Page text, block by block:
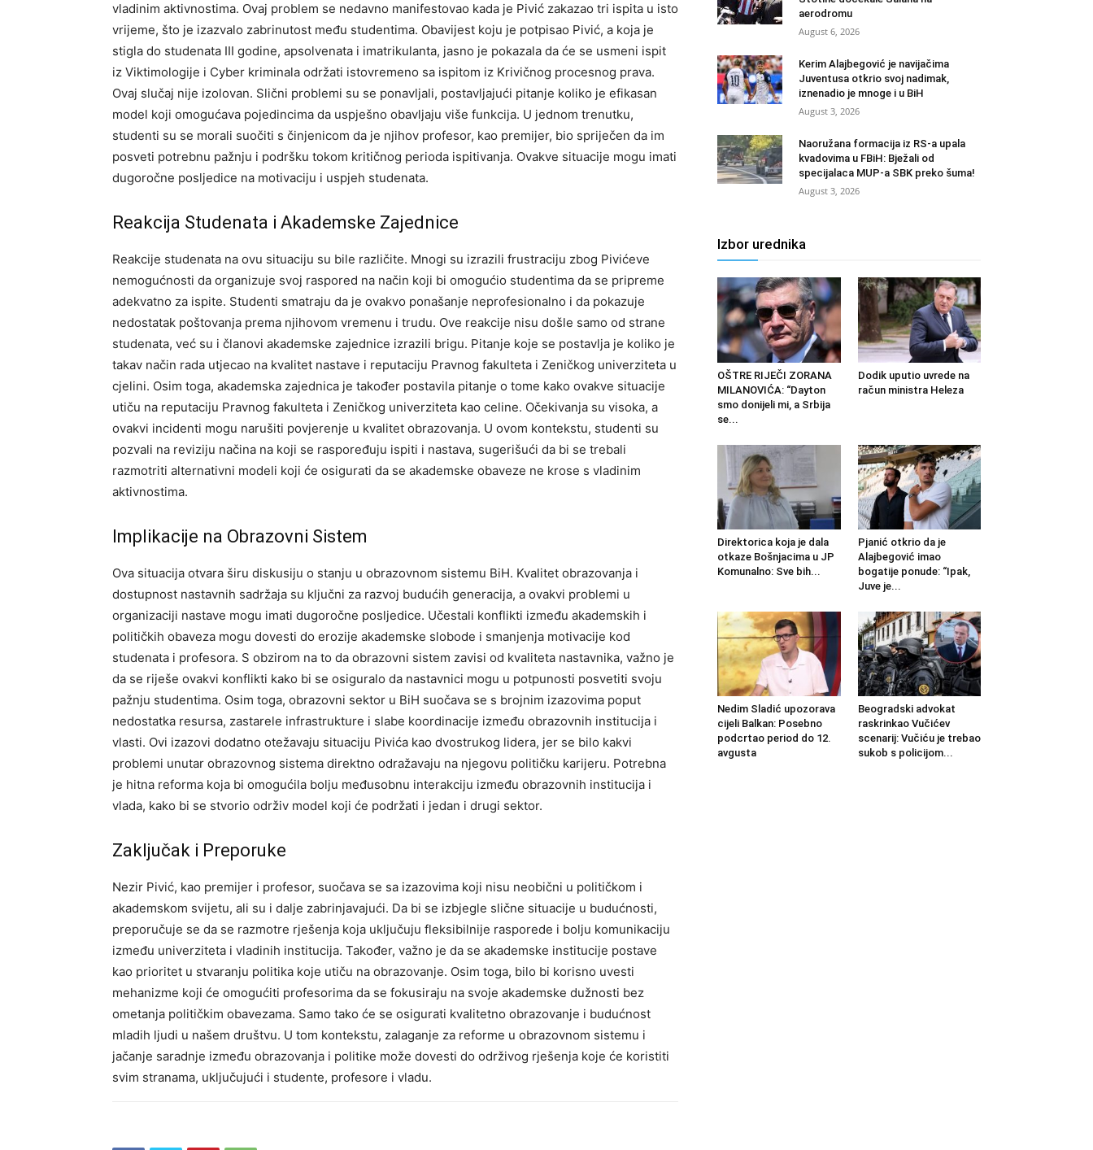
vladinim aktivnostima. Ovaj problem se nedavno manifestovao kada je Pivić zakazao tri ispita u isto
vrijeme, što je izazvalo zabrinutost među studentima. Obavijest koju je potpisao Pivić, a koja je
stigla do studenata III godine, apsolvenata i imatrikulanta, jasno je pokazala da će se usmeni ispit
iz Viktimologije i Cyber kriminala održati istovremeno sa ispitom iz Krivičnog procesnog prava.
Ovaj slučaj nije izolovan. Slični problemi su se ponavljali, postavljajući pitanje koliko je efikasan
model koji omogućava pojedincima da uspješno obavljaju više funkcija. U jednom trenutku,
studenti su se morali suočiti s činjenicom da je njihov profesor, kao premijer, bio spriječen da im
posveti potrebnu pažnju i podršku tokom kritičnog perioda ispitivanja. Ovakve situacije mogu imati
dugoročne posljedice na motivaciju i uspjeh studenata.
Reakcija Studenata i Akademske Zajednice
Reakcije studenata na ovu situaciju su bile različite. Mnogi su izrazili frustraciju zbog Pivićeve
nemogućnosti da organizuje svoj raspored na način koji bi omogućio studentima da se pripreme
adekvatno za ispite. Studenti smatraju da je ovakvo ponašanje neprofesionalno i da pokazuje
nedostatak poštovanja prema njihovom vremenu i trudu. Ove reakcije nisu došle samo od strane
studenata, već su i članovi akademske zajednice izrazili brigu. Pitanje koje se postavlja je koliko je
takav način rada utjecao na kvalitet nastave i reputaciju Pravnog fakulteta i Zeničkog univerziteta u
cjelini. Osim toga, akademska zajednica je također postavila pitanje o tome kako ovakve situacije
utiču na reputaciju Pravnog fakulteta i Zeničkog univerziteta kao celine. Očekivanja su visoka, a
ovakvi incidenti mogu narušiti povjerenje u kvalitet obrazovanja. U ovom kontekstu, studenti su
pozvali na reviziju načina na koji se raspoređuju ispiti i nastava, sugerišući da bi se trebali
razmotriti alternativni modeli koji će osigurati da se akademske obaveze ne krose s vladinim
aktivnostima.
Implikacije na Obrazovni Sistem
Ova situacija otvara širu diskusiju o stanju u obrazovnom sistemu BiH. Kvalitet obrazovanja i
dostupnost nastavnih sadržaja su ključni za razvoj budućih generacija, a ovakvi problemi u
organizaciji nastave mogu imati dugoročne posljedice. Učestali konflikti između akademskih i
političkih obaveza mogu dovesti do erozije akademske slobode i smanjenja motivacije kod
studenata i profesora. S obzirom na to da obrazovni sistem zavisi od kvaliteta nastavnika, važno je
da se riješe ovakvi konflikti kako bi se osiguralo da nastavnici mogu u potpunosti posvetiti svoju
pažnju studentima. Osim toga, obrazovni sektor u BiH suočava se s brojnim izazovima poput
nedostatka resursa, zastarele infrastrukture i slabe koordinacije između obrazovnih institucija i
vlasti. Ovi izazovi dodatno otežavaju situaciju Pivića kao dvostrukog lidera, jer se bilo kakvi
problemi unutar obrazovnog sistema direktno odražavaju na njegovu političku karijeru. Potrebna
je hitna reforma koja bi omogućila bolju međusobnu interakciju između obrazovnih institucija i
vlada, kako bi se stvorio održiv model koji će podržati i jedan i drugi sektor.
Zaključak i Preporuke
Nezir Pivić, kao premijer i profesor, suočava se sa izazovima koji nisu neobični u političkom i
akademskom svijetu, ali su i dalje zabrinjavajući. Da bi se izbjegle slične situacije u budućnosti,
preporučuje se da se razmotre rješenja koja uključuju fleksibilnije rasporede i bolju komunikaciju
između univerziteta i vladinih institucija. Također, važno je da se akademske institucije postave
kao prioritet u stvaranju politika koje utiču na obrazovanje. Osim toga, bilo bi korisno uvesti
mehanizme koji će omogućiti profesorima da se fokusiraju na svoje akademske dužnosti bez
ometanja političkim obavezama. Samo tako će se osigurati kvalitetno obrazovanje i budućnost
mladih ljudi u našem društvu. U tom kontekstu, zalaganje za reforme u obrazovnom sistemu i
jačanje saradnje između obrazovanja i politike može dovesti do održivog rješenja koje će koristiti
svim stranama, uključujući i studente, profesore i vladu.
aerodromu
August 6, 2026
Kerim Alajbegović je navijačima
Juventusa otkrio svoj nadimak,
iznenadio je mnoge i u BiH
August 3, 2026
Naoružana formacija iz RS-a upala
kvadovima u FBiH: Bježali od
specijalaca MUP-a SBK preko šuma!
August 3, 2026
Izbor urednika
OŠTRE RIJEČI ZORANA
MILANOVIĆA: “Dayton
smo donijeli mi, a Srbija
se...
Dodik uputio uvrede na
račun ministra Heleza
Direktorica koja je dala
otkaze Bošnjacima u JP
Komunalno: Sve bih...
Pjanić otkrio da je
Alajbegović imao
bogatije ponude: “Ipak,
Juve je...
Nedim Sladić upozorava
cijeli Balkan: Posebno
podcrtao period do 12.
avgusta
Beogradski advokat
raskrinkao Vučićev
scenarij: Vučiću je trebao
sukob s policijom...